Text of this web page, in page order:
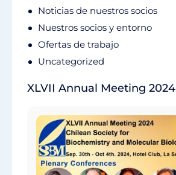
Noticias de nuestros socios
Nuestros socios y entorno
Ofertas de trabajo
Uncategorized
XLVII Annual Meeting 2024